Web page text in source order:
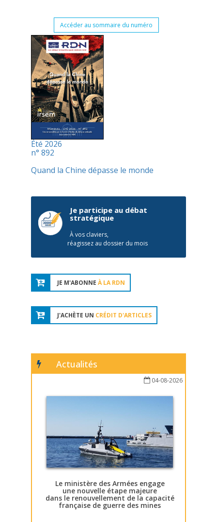
Accéder au sommaire du numéro
Été 2026
n° 892
Quand la Chine dépasse le monde
Je participe au débat
stratégique
À vos claviers,
réagissez au dossier du mois
JE M'ABONNE À LA RDN
J'ACHÈTE UN CRÉDIT D'ARTICLES
Actualités
04-08-2026
Le ministère des Armées engage
une nouvelle étape majeure
dans le renouvellement de la capacité
française de guerre des mines